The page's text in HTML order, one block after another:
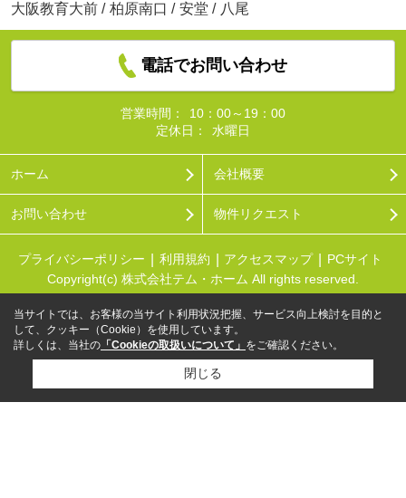
大阪教育大前 / 柏原南口 / 安堂 / 八尾
電話でお問い合わせ
営業時間：
10：00～19：00
定休日：
水曜日
ホーム 会社概要
お問い合わせ 物件リクエスト
プライバシーポリシー 利用規約 アクセスマップ
PCサイト
Copyright(c) 株式会社テム・ホーム All rights reserved.
当サイトでは、お客様の当サイト利用状況把握、サービス向上検討を目的と
して、クッキー（Cookie）を使用しています。
詳しくは、当社の 「Cookieの取扱いについて」 をご確認ください。
閉じる